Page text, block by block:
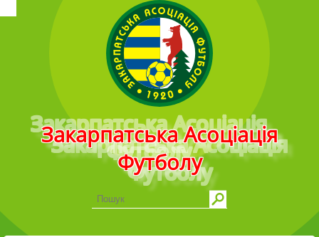
Головне меню
Закарпатська Асоціація
Футболу